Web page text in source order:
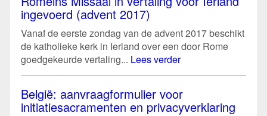
ingevoerd (advent 2017)
Vanaf de eerste zondag van de advent 2017 beschikt
de katholieke kerk in Ierland over een door Rome
goedgekeurde vertaling... Lees verder
België: aanvraagformulier voor
initiatiesacramenten en privacyverklaring